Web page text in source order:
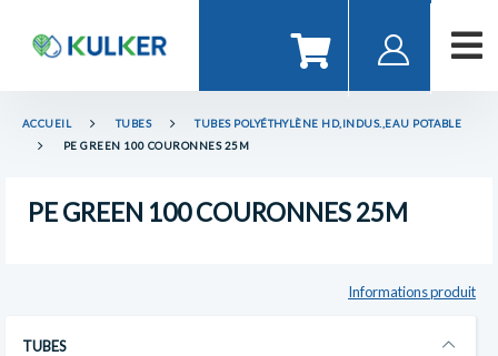
ACCUEIL TUBES
TUBES POLYÉTHYLÈNE HD,INDUS.,EAU POTABLE
PE GREEN 100 COURONNES 25M
PE GREEN 100 COURONNES 25M
Informations produit
TUBES